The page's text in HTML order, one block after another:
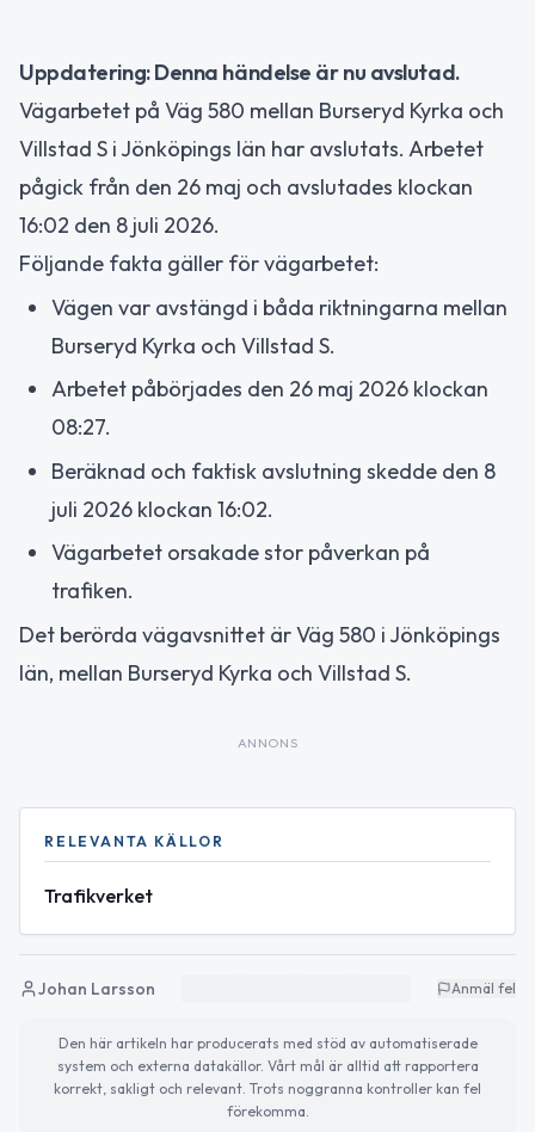
Uppdatering: Denna händelse är nu avslutad.
Vägarbetet på Väg 580 mellan Burseryd Kyrka och
Villstad S i Jönköpings län har avslutats. Arbetet
pågick från den 26 maj och avslutades klockan
16:02 den 8 juli 2026.
Följande fakta gäller för vägarbetet:
Vägen var avstängd i båda riktningarna mellan
Burseryd Kyrka och Villstad S.
Arbetet påbörjades den 26 maj 2026 klockan
08:27.
Beräknad och faktisk avslutning skedde den 8
juli 2026 klockan 16:02.
Vägarbetet orsakade stor påverkan på
trafiken.
Det berörda vägavsnittet är Väg 580 i Jönköpings
län, mellan Burseryd Kyrka och Villstad S.
ANNONS
RELEVANTA KÄLLOR
Trafikverket
Johan Larsson Anmäl fel
Den här artikeln har producerats med stöd av automatiserade
system och externa datakällor. Vårt mål är alltid att rapportera
korrekt, sakligt och relevant. Trots noggranna kontroller kan fel
förekomma.